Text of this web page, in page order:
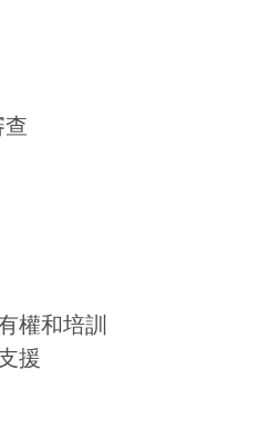
權和培訓
援